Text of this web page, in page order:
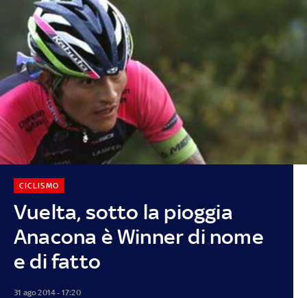
Vuelta, sotto la pioggia
Anacona è Winner di nome
e di fatto
CICLISMO
31 ago 2014 - 17:20